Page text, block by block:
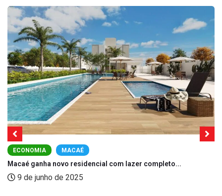
ECONOMIA MACAÉ
Macaé ganha novo residencial com lazer completo...
9 de junho de 2025